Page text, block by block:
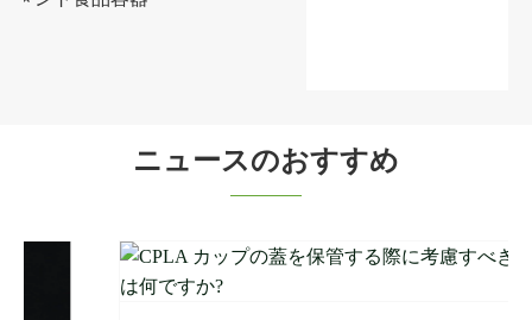
ニュースのおすすめ